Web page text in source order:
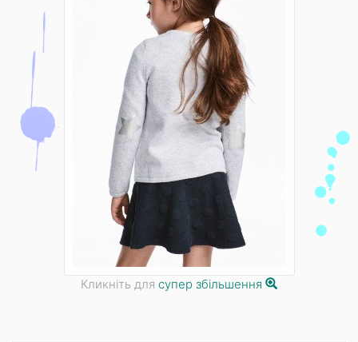
Кликніть для супер збільшення